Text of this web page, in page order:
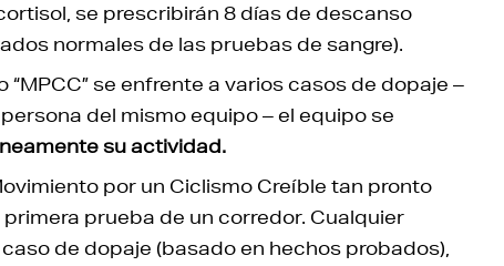
se prescribirán 8 días de descanso
normales de las pruebas de sangre).
se enfrente a varios casos de dopaje –
del mismo equipo – el equipo se
su actividad.
por un Ciclismo Creíble tan pronto
prueba de un corredor. Cualquier
de dopaje (basado en hechos probados),